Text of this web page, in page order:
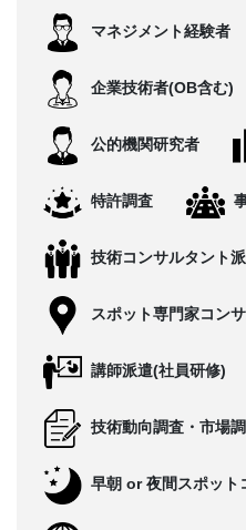
マネジメント経験者
企業技術者(OB含む)
公的機関研究者
特許調査
技術コンサルタント
スポット専門家コン
講師派遣(社員研修)
技術動向調査・市場
早朝 or 夜間スポット